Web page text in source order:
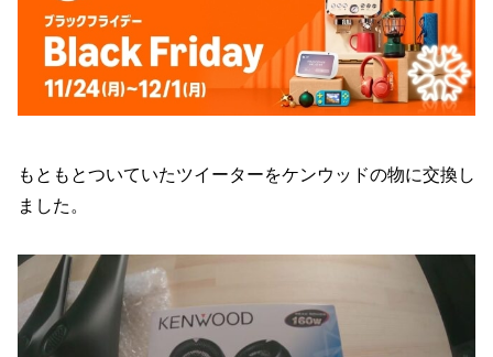
もともとついていたツイーターをケンウッドの物に交換し
ました。